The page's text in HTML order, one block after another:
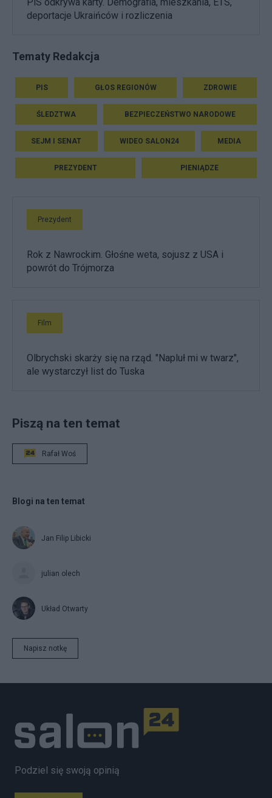
deportacje Ukraińców i rozliczenia
Tematy Redakcja
PIS GŁOS REGIONÓW ZDROWIE
ŚLEDZTWA BEZPIECZEŃSTWO NARODOWE
SEJM I SENAT WIDEO SALON24 MEDIA
PREZYDENT PIENIĄDZE
Prezydent
Rok z Nawrockim. Głośne weta, sojusz z USA i
powrót do Trójmorza
Film
Olbrychski skarży się na rząd. "Napluł mi w twarz",
ale wystarczył list do Tuska
Piszą na ten temat
Rafał Woś
Blogi na ten temat
Jan Filip Libicki
julian olech
Układ Otwarty
Napisz notkę
Podziel się swoją opinią